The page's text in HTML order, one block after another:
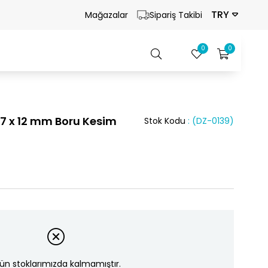
Mağazalar Sipariş Takibi TRY
0
0
x 12 mm Boru Kesim (DZ-0139)
Stok Kodu
stoklarımızda kalmamıştır.